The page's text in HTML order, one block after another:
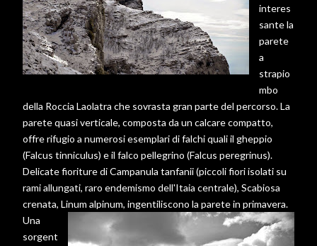
interes
sante la
parete
a
strapio
mbo
della Roccia Laolatra che sovrasta gran parte del percorso. La
parete quasi verticale, composta da un calcare compatto,
offre rifugio a numerosi esemplari di falchi quali il gheppio
(Falcus tinniculus) e il falco pellegrino (Falcus peregrinus).
Delicate fioriture di Campanula tanfanii (piccoli fiori isolati su
rami allungati, raro endemismo dell'Itaia centrale), Scabiosa
crenata, Linum alpinum, ingentiliscono la parete in primavera.
Una
sorgent